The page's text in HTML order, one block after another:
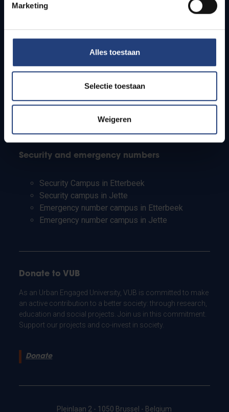
Marketing
Alles toestaan
Selectie toestaan
Weigeren
Students
PhD students
Teachers and secondary schools
Working students
Security and emergency numbers
Security Campus in Etterbeek
Security campus in Jette
Emergency number campus in Etterbeek
Emergency number campus in Jette
Donate to VUB
As an Urban Engaged University, VUB is committed to make
an active contribution to a better society: through research,
education and social projects. Join us in this commitment.
Support our projects and co-invest in society.
Donate
Pleinlaan 2 - 1050 Brussel - Belgium